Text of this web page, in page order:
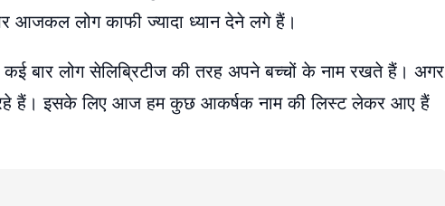
आजकल लोग काफी ज्यादा ध्यान देने लगे हैं।
बार लोग सेलिब्रिटीज की तरह अपने बच्चों के नाम रखते हैं। अगर
रहे हैं। इसके लिए आज हम कुछ आकर्षक नाम की लिस्ट लेकर आए हैं